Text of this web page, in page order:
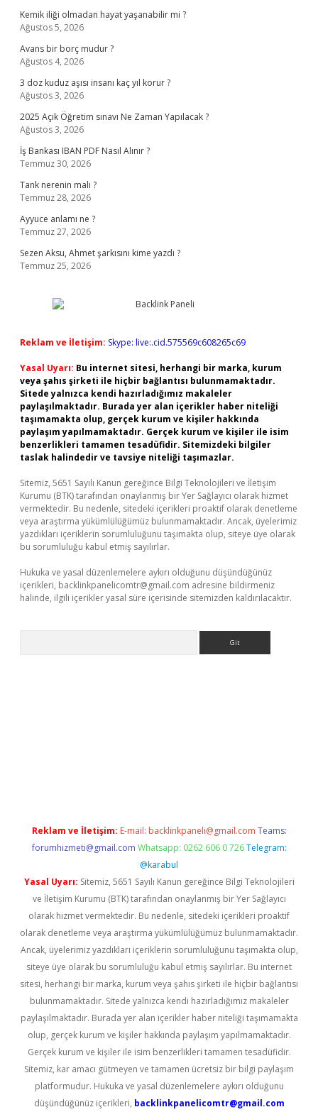
Kemik iliği olmadan hayat yaşanabilir mi ?
Ağustos 5, 2026
Avans bir borç mudur ?
Ağustos 4, 2026
3 doz kuduz aşısı insanı kaç yıl korur ?
Ağustos 3, 2026
2025 Açık Öğretim sınavı Ne Zaman Yapılacak ?
Ağustos 3, 2026
İş Bankası IBAN PDF Nasıl Alınır ?
Temmuz 30, 2026
Tank nerenin malı ?
Temmuz 28, 2026
Ayyuce anlamı ne ?
Temmuz 27, 2026
Sezen Aksu, Ahmet şarkısını kime yazdı ?
Temmuz 25, 2026
Reklam ve İletişim: Skype: live:.cid.575569c608265c69
Yasal Uyarı: Bu internet sitesi, herhangi bir marka, kurum
veya şahıs şirketi ile hiçbir bağlantısı bulunmamaktadır.
Sitede yalnızca kendi hazırladığımız makaleler
paylaşılmaktadır. Burada yer alan içerikler haber niteliği
taşımamakta olup, gerçek kurum ve kişiler hakkında
paylaşım yapılmamaktadır. Gerçek kurum ve kişiler ile isim
benzerlikleri tamamen tesadüfidir. Sitemizdeki bilgiler
taslak halindedir ve tavsiye niteliği taşımazlar.
Sitemiz, 5651 Sayılı Kanun gereğince Bilgi Teknolojileri ve İletişim
Kurumu (BTK) tarafından onaylanmış bir Yer Sağlayıcı olarak hizmet
vermektedir. Bu nedenle, sitedeki içerikleri proaktif olarak denetleme
veya araştırma yükümlülüğümüz bulunmamaktadır. Ancak, üyelerimiz
yazdıkları içeriklerin sorumluluğunu taşımakta olup, siteye üye olarak
bu sorumluluğu kabul etmiş sayılırlar.
Hukuka ve yasal düzenlemelere aykırı olduğunu düşündüğünüz
içerikleri, backlinkpanelicomtr@gmail.com adresine bildirmeniz
halinde, ilgili içerikler yasal süre içerisinde sitemizden kaldırılacaktır.
Reklam ve İletişim: E-mail: backlinkpaneli@gmail.com Teams:
forumhizmeti@gmail.com Whatsapp: 0262 606 0 726 Telegram:
@karabul
Yasal Uyarı: Sitemiz, 5651 Sayılı Kanun gereğince Bilgi Teknolojileri
ve İletişim Kurumu (BTK) tarafından onaylanmış bir Yer Sağlayıcı
olarak hizmet vermektedir. Bu nedenle, sitedeki içerikleri proaktif
olarak denetleme veya araştırma yükümlülüğümüz bulunmamaktadır.
Ancak, üyelerimiz yazdıkları içeriklerin sorumluluğunu taşımakta olup,
siteye üye olarak bu sorumluluğu kabul etmiş sayılırlar. Bu internet
sitesi, herhangi bir marka, kurum veya şahıs şirketi ile hiçbir bağlantısı
bulunmamaktadır. Sitede yalnızca kendi hazırladığımız makaleler
paylaşılmaktadır. Burada yer alan içerikler haber niteliği taşımamakta
olup, gerçek kurum ve kişiler hakkında paylaşım yapılmamaktadır.
Gerçek kurum ve kişiler ile isim benzerlikleri tamamen tesadüfidir.
Sitemiz, kar amacı gütmeyen ve tamamen ücretsiz bir bilgi paylaşım
platformudur. Hukuka ve yasal düzenlemelere aykırı olduğunu
düşündüğünüz içerikleri, backlinkpanelicomtr@gmail.com